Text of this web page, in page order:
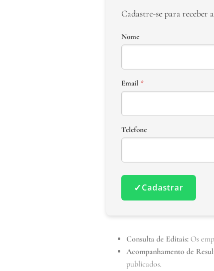
Cadastre-se para receber
Nome
Email *
Telefone
✓Cadastrar
Consulta de Editais: Os
Acompanhamento de
publicados.